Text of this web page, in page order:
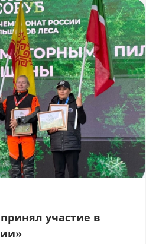
участие в